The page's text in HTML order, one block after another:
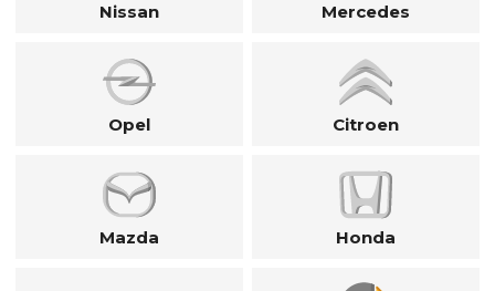
Nissan Mercedes
Opel Citroen
Mazda Honda